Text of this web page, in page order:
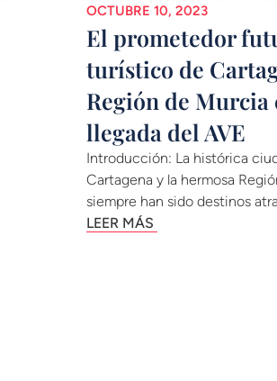
OCTUBRE 10, 2023
El prometedor
turístico de
Región de Murcia
llegada del AVE
Introducción: La histórica
Cartagena y la hermosa
siempre han sido destinos
LEER MÁS